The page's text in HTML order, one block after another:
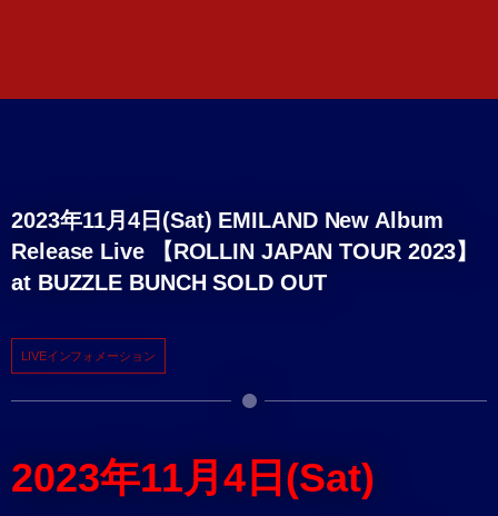
2023年11月4日(Sat) EMILAND New Album
Release Live 【ROLLIN JAPAN TOUR 2023】
at BUZZLE BUNCH SOLD OUT
LIVEインフォメーション
2023年11月4日(Sat)